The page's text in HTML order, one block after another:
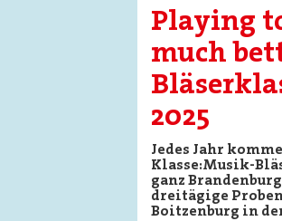
Playing
much
2025
Jedes Jahr
Klasse:Musik-
ganz
dreitägige
Boitzenburg in